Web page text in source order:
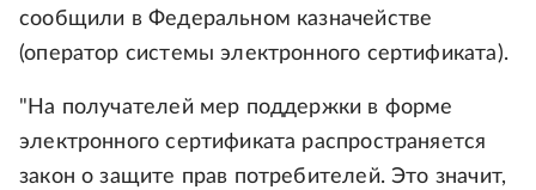
сообщили в Федеральном казначействе
(оператор системы электронного сертификата).
"На получателей мер поддержки в форме
электронного сертификата распространяется
закон о защите прав потребителей. Это значит,